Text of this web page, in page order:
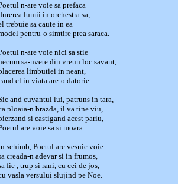
n-are voie sa prefaca
lumii in orchestra sa,
trebuie sa caute in ea
pentru-o simtire prea saraca.
n-are voie nici sa stie
sa-nvete din vreun loc savant,
limbutiei in neant,
el in viata are-o datorie.
and cuvantul lui, patruns in tara,
ploaia-n brazda, il va tine viu,
si castigand acest pariu,
are voie sa si moara.
schimb, Poetul are vesnic voie
creada-n adevar si in frumos,
fie , trup si rani, cu cei de jos,
vasla versului slujind pe Noe.